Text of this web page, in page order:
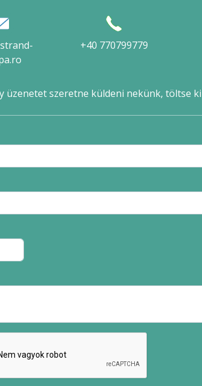
+40 770799779
üzenetet szeretne küldeni nekünk, töltse